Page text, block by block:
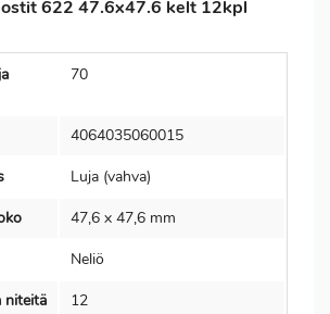
622 47.6x47.6 kelt 12kpl
70
4064035060015
Luja (vahva)
47,6 x 47,6 mm
Neliö
niteitä
12